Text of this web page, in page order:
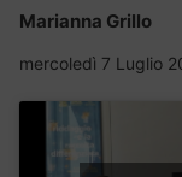
Marianna Grillo
mercoledì 7 Luglio